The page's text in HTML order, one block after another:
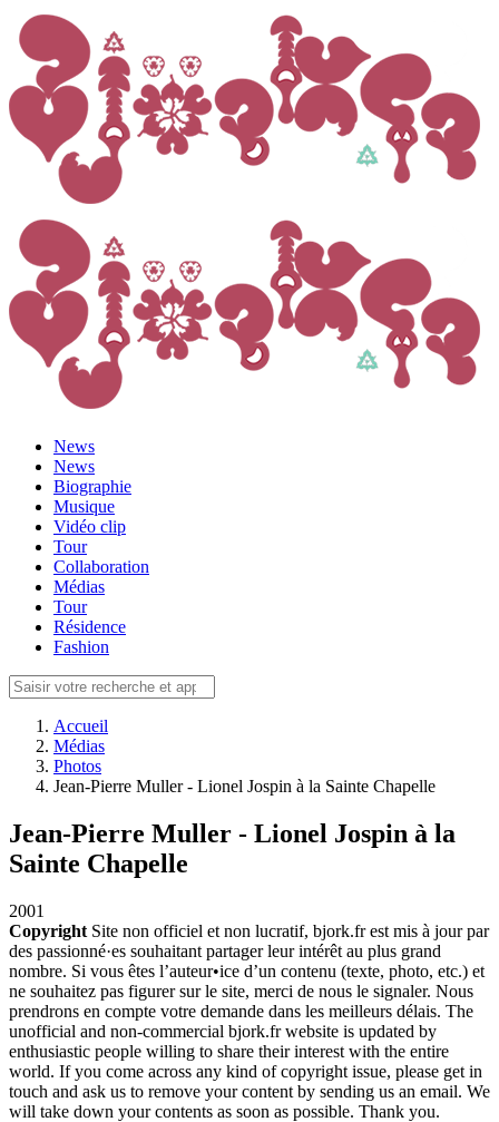
News
News
Biographie
Musique
Vidéo clip
Tour
Collaboration
Médias
Tour
Résidence
Fashion
Accueil
Médias
Photos
Jean-Pierre Muller - Lionel Jospin à la Sainte Chapelle
Jean-Pierre Muller - Lionel Jospin à la
Sainte Chapelle
2001
Copyright Site non officiel et non lucratif, bjork.fr est mis à jour par
des passionné·es souhaitant partager leur intérêt au plus grand
nombre. Si vous êtes l’auteur•ice d’un contenu (texte, photo, etc.) et
ne souhaitez pas figurer sur le site, merci de nous le signaler. Nous
prendrons en compte votre demande dans les meilleurs délais. The
unofficial and non-commercial bjork.fr website is updated by
enthusiastic people willing to share their interest with the entire
world. If you come across any kind of copyright issue, please get in
touch and ask us to remove your content by sending us an email. We
will take down your contents as soon as possible. Thank you.